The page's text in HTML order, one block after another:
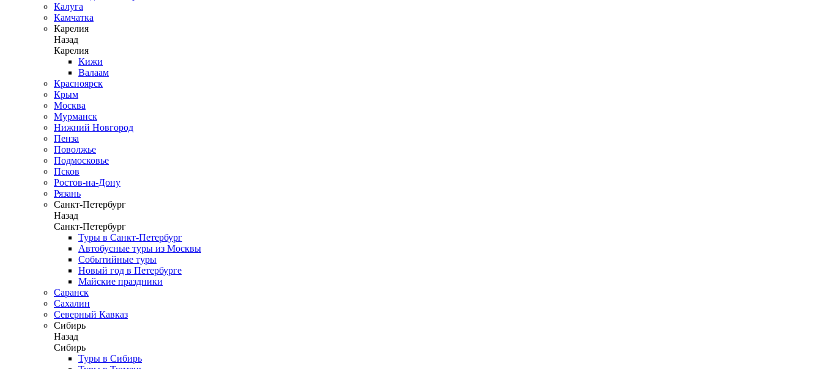
Калуга
Камчатка
Карелия
Назад
Карелия
Кижи
Валаам
Красноярск
Крым
Москва
Мурманск
Нижний Новгород
Пенза
Поволжье
Подмосковье
Псков
Ростов-на-Дону
Рязань
Санкт-Петербург
Назад
Санкт-Петербург
Туры в Санкт-Петербург
Автобусные туры из Москвы
Событийные туры
Новый год в Петербурге
Майские праздники
Саранск
Сахалин
Северный Кавказ
Сибирь
Назад
Сибирь
Туры в Сибирь